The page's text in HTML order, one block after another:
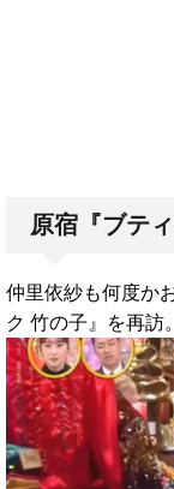
原宿『ブテ
仲里依紗も何度か
ク 竹の子』を再訪。